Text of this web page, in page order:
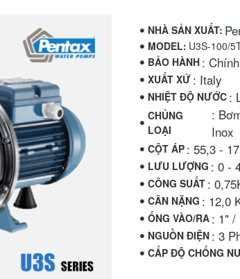
NHÀ SẢN XUẤT:
MODEL: U3S-100/
BẢO HÀNH :
XUẤT XỨ : Italy
NHIỆT ĐỘ NƯỚC :
CHỦNG
LOẠI
:
Inox
CỘT ÁP : 55,3 -
LƯU LƯỢNG : 0 -
CÔNG SUẤT :
CÂN NẶNG : 12,0
ỐNG VÀO/RA : 1" /
NGUỒN ĐIỆN : 3
CẤP ĐỘ CHỐNG